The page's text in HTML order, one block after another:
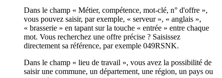
Dans le champ « Métier, compétence, mot-clé, n° d'offre »,
vous pouvez saisir, par exemple, « serveur », « anglais »,
« brasserie » en tapant sur la touche « entrée » entre chaque
mot. Vous recherchez une offre précise ? Saisissez
directement sa référence, par exemple 049RSNK.
Dans le champ « lieu de travail », vous avez la possibilité de
saisir une commune, un département, une région, un pays ou